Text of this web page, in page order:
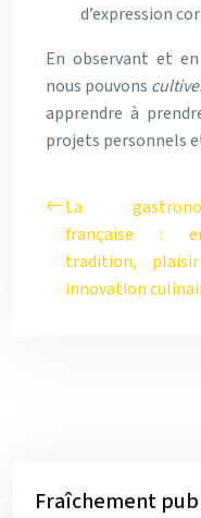
d’expression
En observant et
nous pouvons
apprendre à
projets personnels
La
française :
tradition,
innovation
Fraîchement